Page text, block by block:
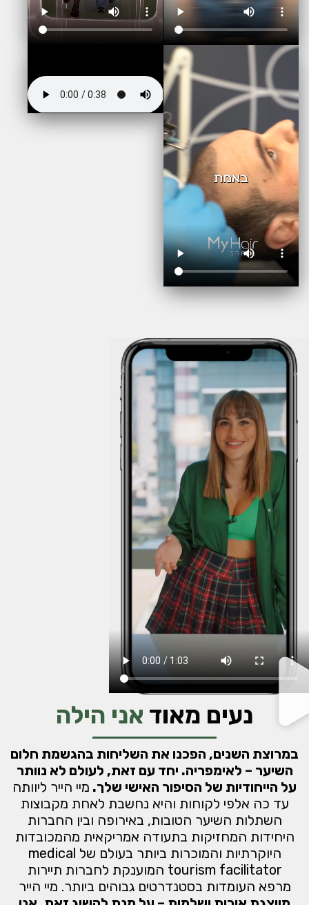
נעים מאוד אני הילה
במרוצת השנים, הפכנו את השליחות בהגשמת חלום
השיער – לאימפריה. יחד עם זאת, לעולם לא נוותר
על הייחודיות של הסיפור האישי שלך. מיי הייר ליוותה
עד כה אלפי לקוחות והיא נחשבת לאחת מקבוצות
השתלות השיער הטובות, באירופה ובין החברות
היחידות המחזיקות בתעודה אמריקאית מהמכובדות
היוקרתיות והמוכרות ביותר בעולם של medical
tourism facilitator המוענקת לחברות תיירות
מרפא העומדות בסטנדרטים גבוהים ביותר. מיי הייר